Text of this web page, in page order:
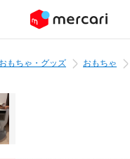
もちゃ・グッズ おもちゃ